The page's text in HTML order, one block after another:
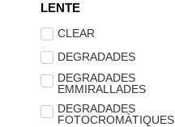
LENTE
CLEAR
DEGRADADES
DEGRADADES
EMMIRALLADES
DEGRADADES
FOTOCROMÀTIQUES